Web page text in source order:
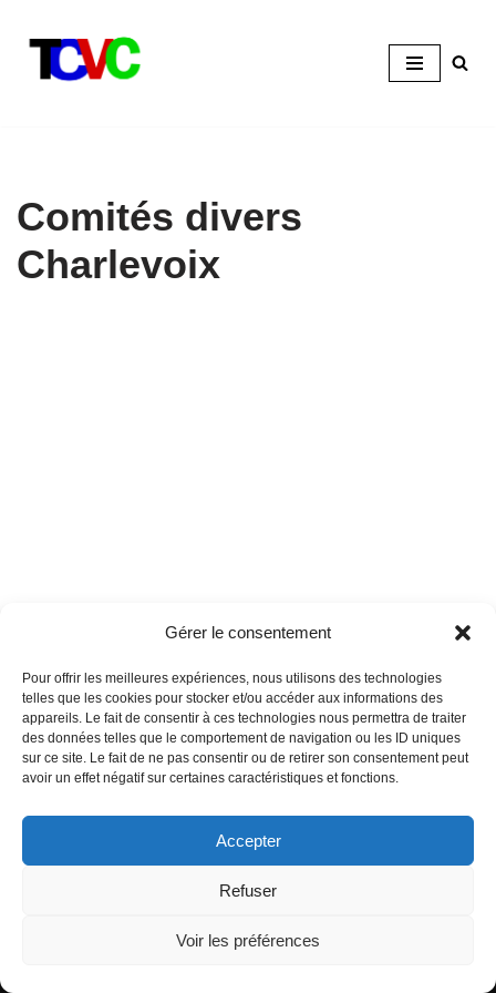
Gérer le consentement
Pour offrir les meilleures expériences, nous utilisons des technologies
telles que les cookies pour stocker et/ou accéder aux informations des
appareils. Le fait de consentir à ces technologies nous permettra de traiter
des données telles que le comportement de navigation ou les ID uniques
sur ce site. Le fait de ne pas consentir ou de retirer son consentement peut
avoir un effet négatif sur certaines caractéristiques et fonctions.
Accepter
Refuser
Voir les préférences
Comités divers
Charlevoix